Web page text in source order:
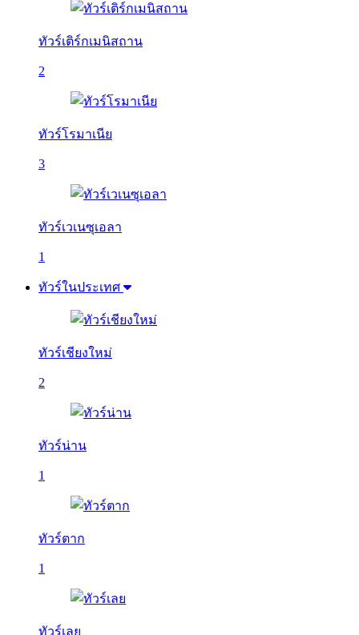
ทัวร์เติร์กเมนิสถาน
2
ทัวร์โรมาเนีย
3
ทัวร์เวเนซุเอลา
1
ทัวร์ในประเทศ
ทัวร์เชียงใหม่
2
ทัวร์น่าน
1
ทัวร์ตาก
1
ทัวร์เลย